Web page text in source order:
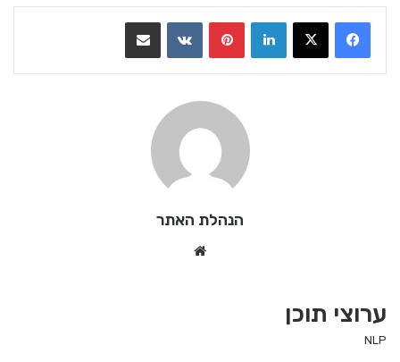
LinkedIn
VKontakte
הנהלת האתר
ערוצי תוכן
NLP